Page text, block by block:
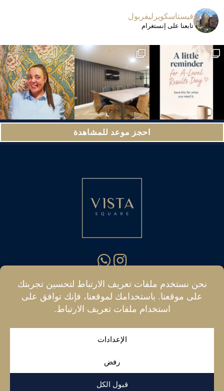
فيستاسكويرليفربول
تابعنا على إنستغرام
الاجتماعات لدينا
– إحدى الوجوه الودودة التي تقدم المساعدة
احجز موعد للمشاهدة
hello@vistasquare.co.uk | 07400 288187
منذا فارم فاكتوري